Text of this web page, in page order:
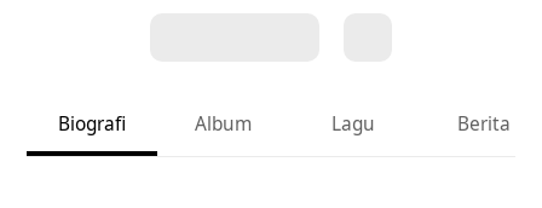
Biografi Album Lagu Berita